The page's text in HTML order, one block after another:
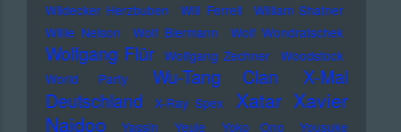
Wildecker Herzbuben Will Ferrell
William Shatner
Willie Nelson
Wolf Biermann Wolf Wondratschek
Wolfgang Flür Wolfgang Zechner
Woodstock
World Party
Wu-Tang Clan
X-Mal
Deutschland
X-Ray Spex Xatar Xavier
Naidoo
Yassin Yeule Yoko Ono Yousuke